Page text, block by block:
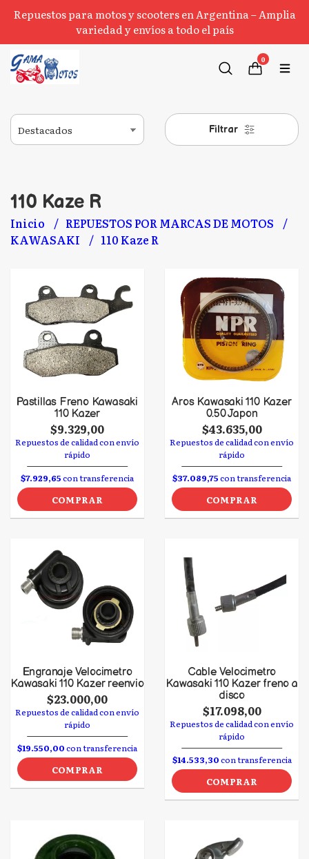
Repuestos para motos y scooters en Argentina – Amplia
variedad y envíos a todo el país
0
Filtrar
110 Kaze R
Inicio
REPUESTOS POR MARCAS DE MOTOS
KAWASAKI
110 Kaze R
Pastillas Freno Kawasaki
110 Kazer
$9.329,00
Repuestos de calidad con envío
rápido
$7.929,65con transferencia
COMPRAR
Aros Kawasaki 110 Kazer
0.50 Japon
$43.635,00
Repuestos de calidad con envío
rápido
$37.089,75con transferencia
COMPRAR
Engranaje Velocimetro
Kawasaki 110 Kazer reenvio
$23.000,00
Repuestos de calidad con envío
rápido
$19.550,00con transferencia
COMPRAR
Cable Velocimetro
Kawasaki 110 Kazer freno a
disco
$17.098,00
Repuestos de calidad con envío
rápido
$14.533,30con transferencia
COMPRAR